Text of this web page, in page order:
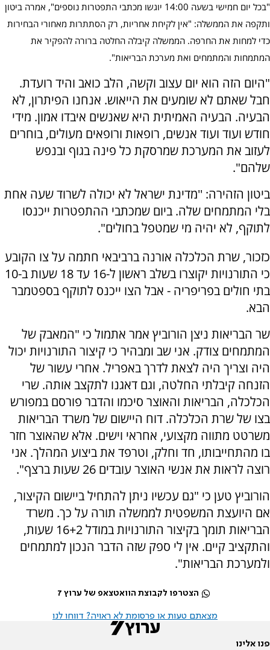
"בכל יום חמישי בשעה 14:00 יוגשו מכתבי התפטרות נוספים", אמרה ביטון
ותקפה את הממשלה: "אין לקיחת אחריות, רק הסתתרות מאחורי הבחירות
כדי למחות את החרפה. הממשלה קיבלה החלטה ברורה להפקיר את
המתמחות והמתמחים ואת מערכת הבריאות".
"היום הזה הוא יום עצוב וקשה, הלב כואב והיד רועדת.
חבל שאתם לא שומעים את הייאוש. אנחנו הפיתרון, לא
הבעיה. הבעיה האמיתית היא שאנשים איבדו אמון. מידי
חודש ועוד ועוד אנשים, רופאות ורופאים מעולים, בוחרים
לעזוב את המערכת שמרסקת כל פינה בגוף ובנפש
שלהם".
ביטון הזהירה: ''מדינת ישראל לא יכולה לשרוד שעה אחת
בלי המתמחים שלה. ביום שמכתבי ההתפטרות ייכנסו
לתוקף, לא יהיה מי שמטפל בחולים".
כזכור, שרת הכלכלה אורנה ברביבאי חתמה על צו הקובע
כי התורנויות יקוצרו בשלב ראשון ל-16 עד 18 שעות ב-10
בתי חולים בפריפריה - אבל הצו ייכנס לתוקף בספטמבר
הבא.
שר הבריאות ניצן הורוביץ אמר אתמול כי "‏המאבק של
המתמחים צודק. אני שב ומבהיר כי קיצור התורנויות יכול
היה וצריך היה לצאת לדרך באפריל. אחרי עשור של
הזנחה קיבלתי החלטה, וגם דאגנו לתקצב אותה. שרי
הכלכלה, הבריאות והאוצר סיכמו והדבר פורסם במפורש
בצו של שרת הכלכלה. דוח היישום של משרד הבריאות
משרטט מתווה מקצועי, אחראי וישים. אלא שהאוצר חזר
בו מהתחייבותו, חד וחלק, וטרפד את ביצוע המהלך. אני
רוצה לראות את אנשי האוצר עובדים 26 שעות ברצף".
הורוביץ טען כי "גם עכשיו ניתן להתחיל ביישום הקיצור,
אם היועצת המשפטית לממשלה תורה על כך. משרד
הבריאות תומך בקיצור התורנויות במודל 16+2 שעות,
והתקציב קיים. אין לי ספק שזה הדבר הנכון למתמחים
ולמערכת הבריאות".
הצטרפו לקבוצת הוואטצאפ של ערוץ 7
מצאתם טעות או פרסומת לא ראויה? דווחו לנו
פנו אלינו